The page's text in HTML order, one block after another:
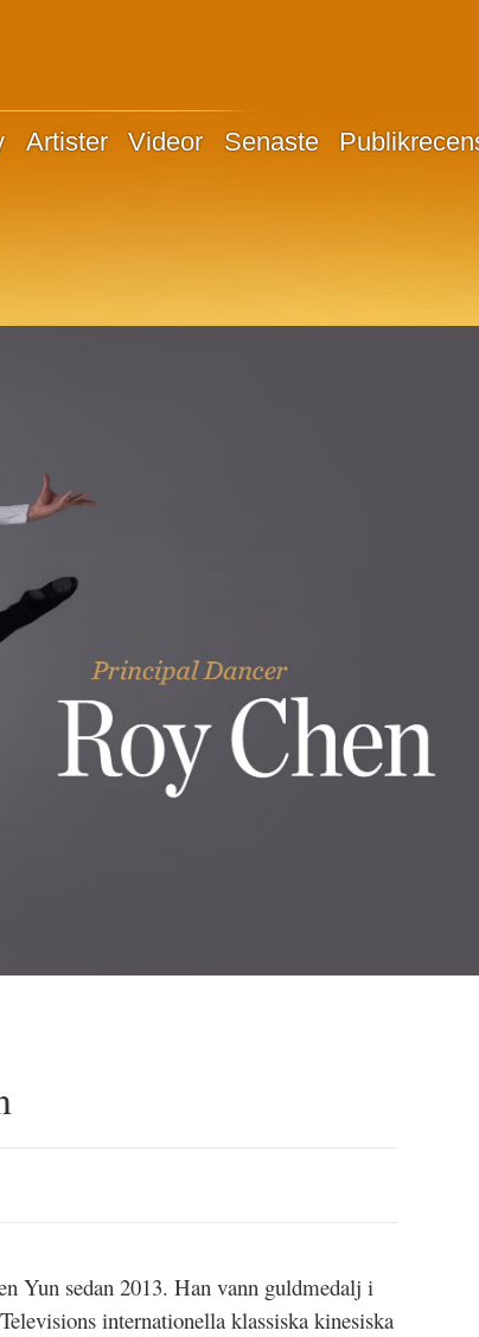
Artister Videor Senaste
Yun sedan 2013. Han vann guldmedalj i
internationella klassiska kinesiska